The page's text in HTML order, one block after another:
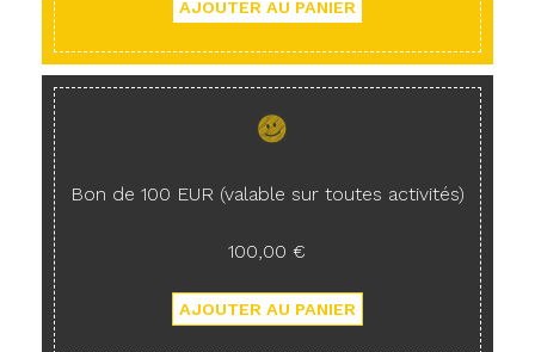
Bon de 100 EUR (valable sur toutes activités)
100,00 €